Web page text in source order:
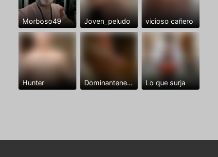
Morboso49 Joven_peludo vicioso cañero
Hunter Dominantenegro ya Lo que surja